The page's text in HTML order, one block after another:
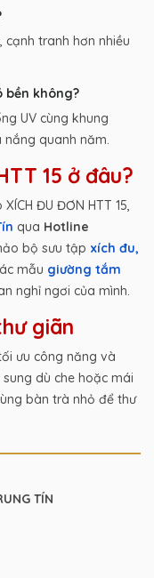
tranh hơn nhiều
bền không?
UV cùng khung
nắng quanh năm.
15 ở đâu?
ĐU ĐƠN HTT 15,
qua Hotline
bộ sưu tập xích đu,
mẫu giường tắm
nghỉ ngơi của mình.
giãn
ưu công năng và
dù che hoặc mái
bàn trà nhỏ để thư
TÍN